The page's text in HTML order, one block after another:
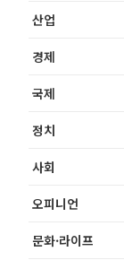
산업
경제
국제
정치
사회
오피니언
문화·라이프